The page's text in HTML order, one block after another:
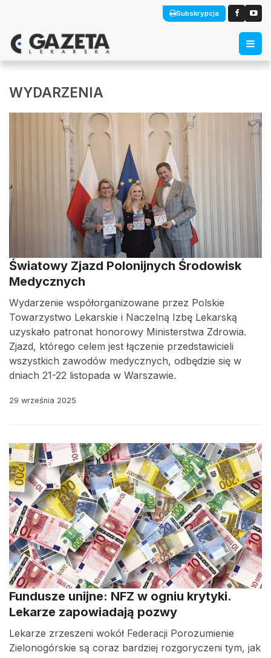
Subskrypcja
WYDARZENIA
Światowy Zjazd Polonijnych Środowisk
Medycznych
Wydarzenie współorganizowane przez Polskie
Towarzystwo Lekarskie i Naczelną Izbę Lekarską
uzyskało patronat honorowy Ministerstwa Zdrowia.
Zjazd, którego celem jest łączenie przedstawicieli
wszystkich zawodów medycznych, odbędzie się w
dniach 21-22 listopada w Warszawie.
29 września 2025
Fundusze unijne: NFZ w ogniu krytyki.
Lekarze zapowiadają pozwy
Lekarze zrzeszeni wokół Federacji Porozumienie
Zielonogórskie są coraz bardziej rozgoryczeni tym, jak